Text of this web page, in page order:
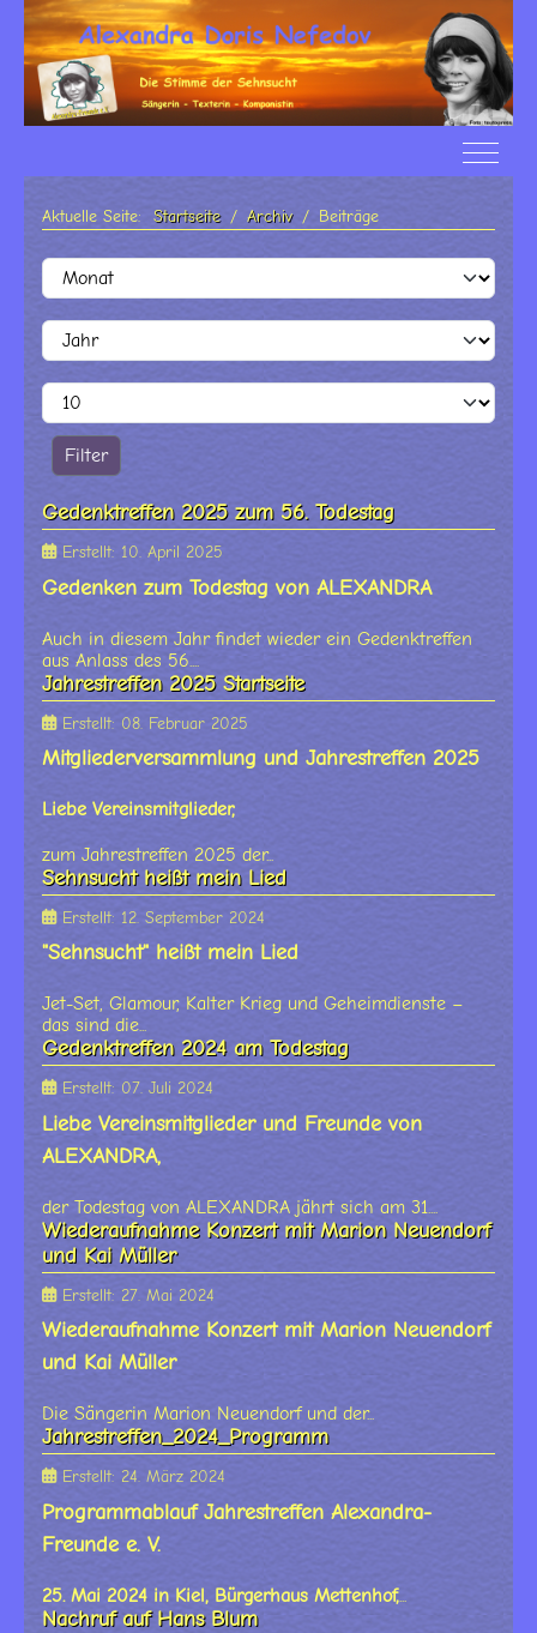
Off-
Aktuelle Seite: Startseite Archiv Beiträge
Filter
Gedenktreffen 2025 zum 56. Todestag
Erstellt: 10. April 2025
Gedenken zum Todestag von ALEXANDRA
Auch in diesem Jahr findet wieder ein Gedenktreffen
aus Anlass des 56....
Jahrestreffen 2025 Startseite
Erstellt: 08. Februar 2025
Mitgliederversammlung und Jahrestreffen 2025
Liebe Vereinsmitglieder,
zum Jahrestreffen 2025 der...
Sehnsucht heißt mein Lied
Erstellt: 12. September 2024
"Sehnsucht" heißt mein Lied
Jet-Set, Glamour, Kalter Krieg und Geheimdienste –
das sind die...
Gedenktreffen 2024 am Todestag
Erstellt: 07. Juli 2024
Liebe Vereinsmitglieder und Freunde von
ALEXANDRA,
der Todestag von ALEXANDRA jährt sich am 31....
Wiederaufnahme Konzert mit Marion Neuendorf
und Kai Müller
Erstellt: 27. Mai 2024
Wiederaufnahme Konzert mit Marion Neuendorf
und Kai Müller
Die Sängerin Marion Neuendorf und der...
Jahrestreffen_2024_Programm
Erstellt: 24. März 2024
Programmablauf Jahrestreffen Alexandra-
Freunde e. V.
25. Mai 2024 in Kiel, Bürgerhaus Mettenhof,
Nachruf auf Hans Blum